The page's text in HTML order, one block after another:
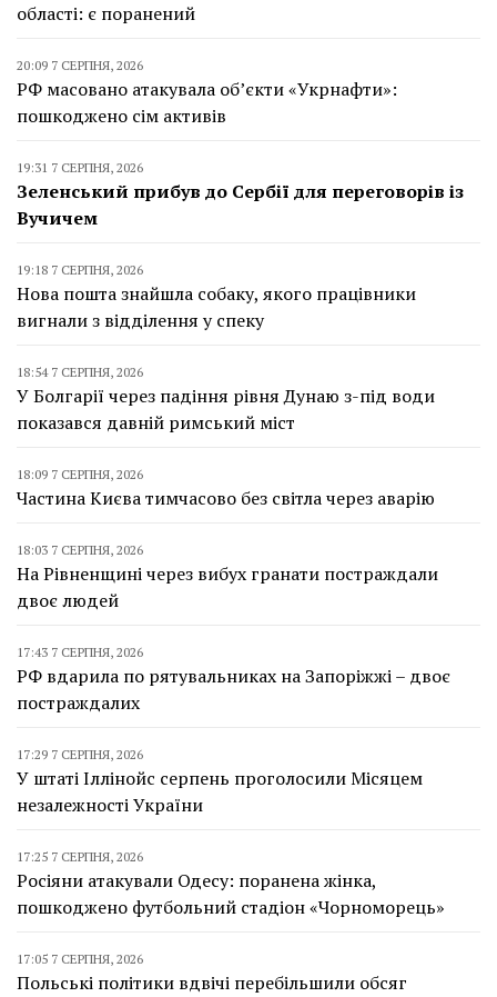
області: є поранений
20:09 7 СЕРПНЯ, 2026
РФ масовано атакувала об’єкти «Укрнафти»:
пошкоджено сім активів
19:31 7 СЕРПНЯ, 2026
Зеленський прибув до Сербії для переговорів із
Вучичем
19:18 7 СЕРПНЯ, 2026
Нова пошта знайшла собаку, якого працівники
вигнали з відділення у спеку
18:54 7 СЕРПНЯ, 2026
У Болгарії через падіння рівня Дунаю з-під води
показався давній римський міст
18:09 7 СЕРПНЯ, 2026
Частина Києва тимчасово без світла через аварію
18:03 7 СЕРПНЯ, 2026
На Рівненщині через вибух гранати постраждали
двоє людей
17:43 7 СЕРПНЯ, 2026
РФ вдарила по рятувальниках на Запоріжжі – двоє
постраждалих
17:29 7 СЕРПНЯ, 2026
У штаті Іллінойс серпень проголосили Місяцем
незалежності України
17:25 7 СЕРПНЯ, 2026
Росіяни атакували Одесу: поранена жінка,
пошкоджено футбольний стадіон «Чорноморець»
17:05 7 СЕРПНЯ, 2026
Польські політики вдвічі перебільшили обсяг